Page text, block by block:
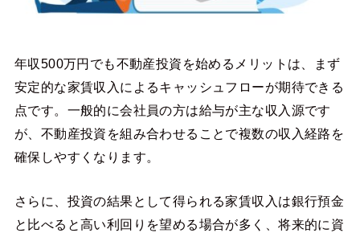
年収500万円でも不動産投資を始めるメリットは、まず
安定的な家賃収入によるキャッシュフローが期待できる
点です。一般的に会社員の方は給与が主な収入源です
が、不動産投資を組み合わせることで複数の収入経路を
確保しやすくなります。
さらに、投資の結果として得られる家賃収入は銀行預金
と比べると高い利回りを望める場合が多く、将来的に資